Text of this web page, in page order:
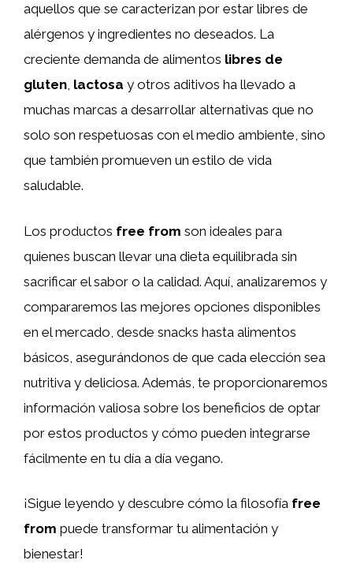
aquellos que se caracterizan por estar libres de
alérgenos y ingredientes no deseados. La
creciente demanda de alimentos libres de
gluten, lactosa y otros aditivos ha llevado a
muchas marcas a desarrollar alternativas que no
solo son respetuosas con el medio ambiente, sino
que también promueven un estilo de vida
saludable.
Los productos free from son ideales para
quienes buscan llevar una dieta equilibrada sin
sacrificar el sabor o la calidad. Aquí, analizaremos y
compararemos las mejores opciones disponibles
en el mercado, desde snacks hasta alimentos
básicos, asegurándonos de que cada elección sea
nutritiva y deliciosa. Además, te proporcionaremos
información valiosa sobre los beneficios de optar
por estos productos y cómo pueden integrarse
fácilmente en tu día a día vegano.
¡Sigue leyendo y descubre cómo la filosofía free
from puede transformar tu alimentación y
bienestar!